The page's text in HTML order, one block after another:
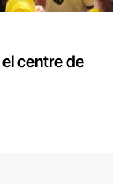
centre de